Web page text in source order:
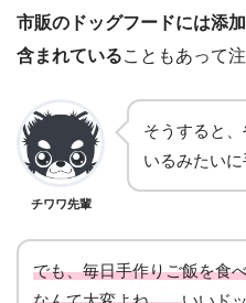
市販のドッグフードには添
含まれていることもあって
チワワ先輩
そうすると
いるみたい
でも、毎日手作りご飯を食